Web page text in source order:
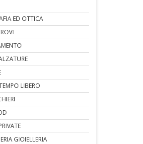
ED OTTICA
LIBERO
GIOIELLERIA